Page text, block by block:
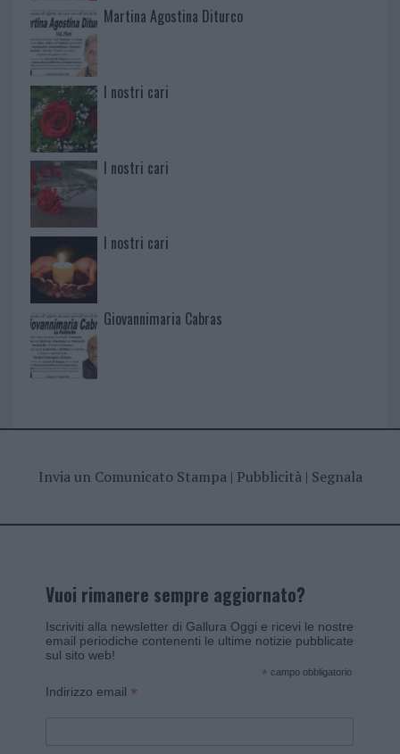
Martina Agostina Diturco
I nostri cari
I nostri cari
I nostri cari
Giovannimaria Cabras
Invia un Comunicato Stampa| Pubblicità| Segnala
Vuoi rimanere sempre aggiornato?
Iscriviti alla newsletter di Gallura Oggi e ricevi le nostre
email periodiche contenenti le ultime notizie pubblicate
sul sito web!
* campo obbligatorio
Indirizzo email *